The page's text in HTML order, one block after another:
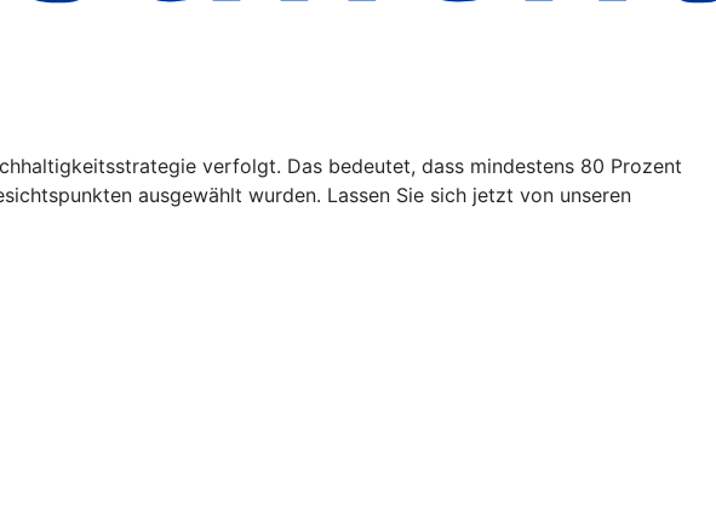
verfolgt. Das bedeutet, dass mindestens 80 Prozent
ausgewählt wurden. Lassen Sie sich jetzt von unseren